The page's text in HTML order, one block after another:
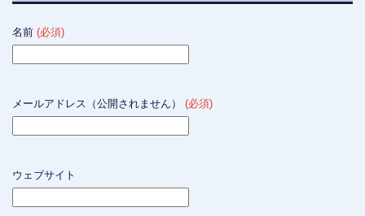
名前 (必須)
メールアドレス（公開されません） (必須)
ウェブサイト